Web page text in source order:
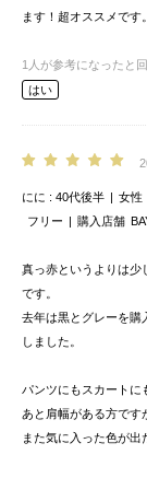
ます！超オススメです。
1 人が参考になったと
はい
にに 40代後半 女性
フリー
購入店舗
真っ赤というよりは少
です。
去年は黒とグレーを購
しました。
パンツにもスカートに
あと肩幅がある方です
また気に入った色が出